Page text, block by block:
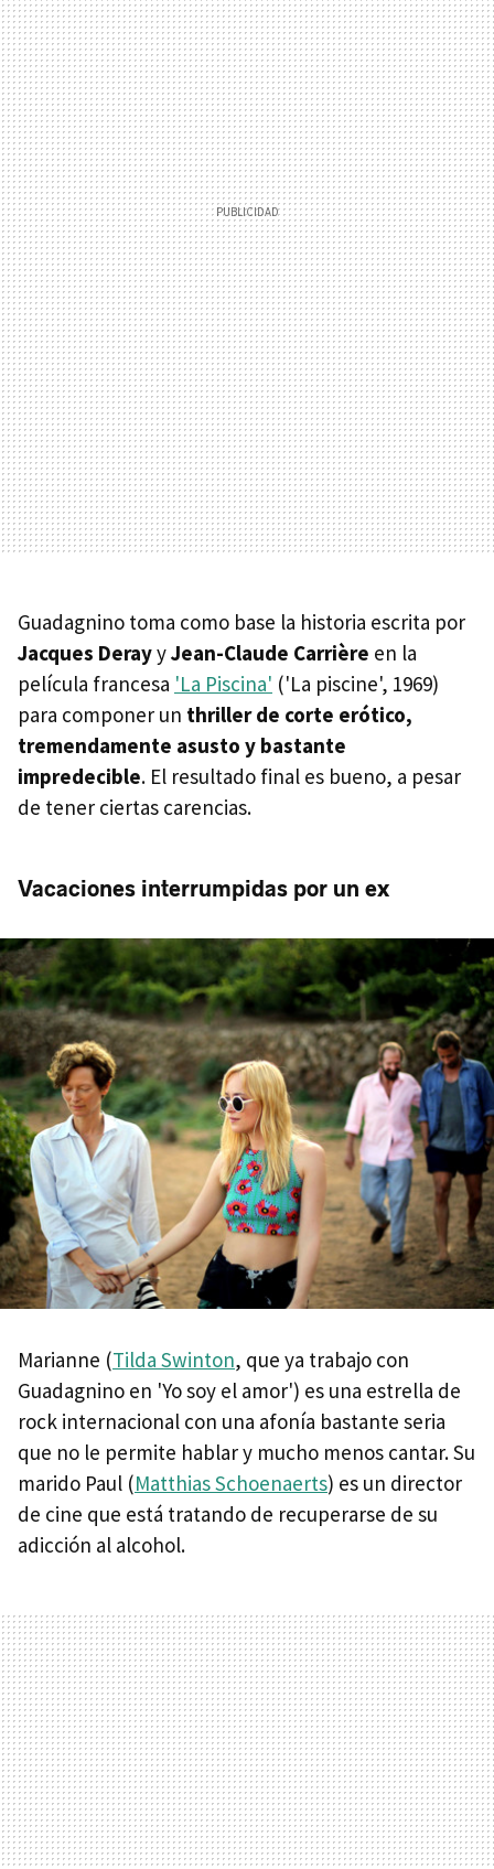
Guadagnino toma como base la historia escrita por
Jacques DerayyJean-Claude Carrière en la
película francesa 'La Piscina' ('La piscine', 1969)
para componer un thriller de corte erótico,
tremendamente asusto y bastante
impredecible. El resultado final es bueno, a pesar
de tener ciertas carencias.
Vacaciones interrumpidas por un ex
Marianne (Tilda Swinton, que ya trabajo con
Guadagnino en 'Yo soy el amor') es una estrella de
rock internacional con una afonía bastante seria
que no le permite hablar y mucho menos cantar. Su
marido Paul (Matthias Schoenaerts) es un director
de cine que está tratando de recuperarse de su
adicción al alcohol.